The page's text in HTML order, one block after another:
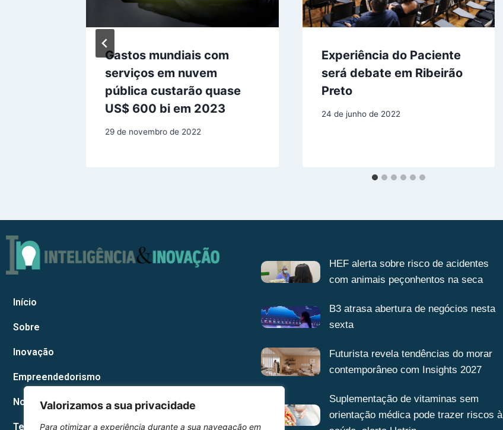
Valorizamos a sua privacidade
Para otimizar a experiência durante a sua navegação em
Gastos mundiais com
serviços em nuvem
pública custarão quase
US$ 600 bi em 2023
29 de novembro de 2022
Experiência do Paciente
será debate em Ribeirão
Preto
24 de junho de 2022
Início
Sobre
Inovação
Empreendedorismo
Notícias Corporativas
Tecnologia
HEF alerta sobre risco de acidentes
com animais peçonhentos na seca
B3 atrasa abertura de negócios nesta
sexta
Futurista revela tendências do morar
contemporâneo com Insights 2027
Suplementação de vitaminas sem
orientação médica pode trazer riscos à